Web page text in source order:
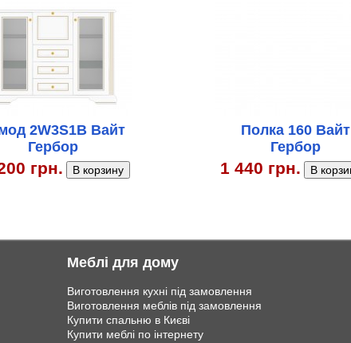
2W3S1B Вайт
Гербор
грн.
Полка 160 Вайт
Гербор
1 440 грн.
Меблі для дому
Виготовлення кухні під замовлення
Виготовлення меблів під замовлення
Купити спальню в Києві
Купити меблі по інтернету